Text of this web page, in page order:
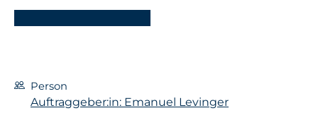
Person
Auftraggeber:in: Emanuel Levinger